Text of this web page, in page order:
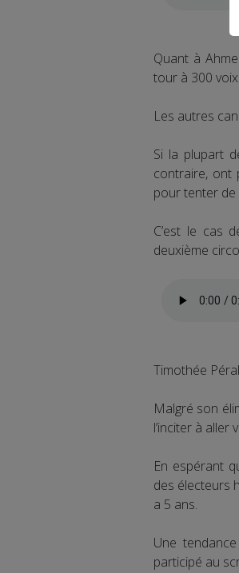
Quant à
tour à 300
Les autres
Si la plupart
contraire, ont
pour tenter de
C’est le cas
deuxième
Timothée
Malgré son
l’inciter à aller
En espérant
des électeurs
a 5 ans.
Une
participé au